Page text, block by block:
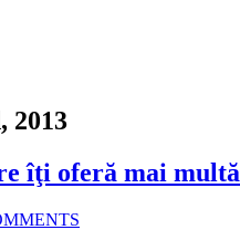
2013
îţi oferă mai